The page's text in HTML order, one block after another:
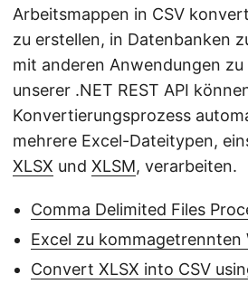
Arbeitsmappen in CSV
zu erstellen, in Datenbanken
mit anderen Anwendungen
unserer .NET REST API
Konvertierungsprozess
mehrere Excel-Dateitypen,
XLSX und XLSM, verarbeiten.
Comma Delimited Files
Excel zu kommagetrennten
Convert XLSX into CSV